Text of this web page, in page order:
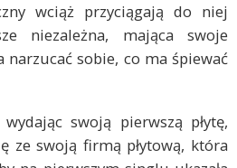
wciąż przyciągają do niej
niezależna, mająca swoje
narzucać sobie, co ma śpiewać
swoją pierwszą płytę,
ze swoją firmą płytową, która